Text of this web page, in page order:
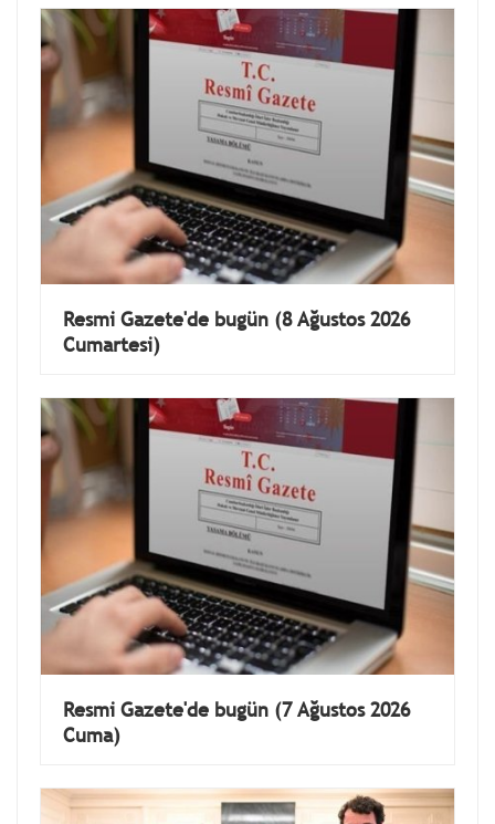
Resmi Gazete'de bugün (8 Ağustos 2026
Cumartesi)
Resmi Gazete'de bugün (7 Ağustos 2026
Cuma)